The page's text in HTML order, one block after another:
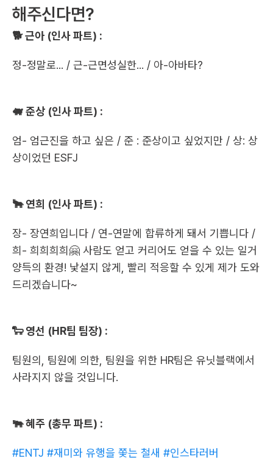
해주신다면?
🐕 근아 (인사 파트) :
정-정말로... / 근-근면성실한... / 아-아바타?
🐖 준상 (인사 파트) :
엄- 엄근진을 하고 싶은 / 준 : 준상이고 싶었지만 / 상: 상
상이었던 ESFJ
🐂 연희 (인사 파트) :
장- 장연희입니다 / 연-연말에 합류하게 돼서 기쁩니다 /
희- 희희희희🤗 사람도 얻고 커리어도 얻을 수 있는 일거
양득의 환경! 낯설지 않게, 빨리 적응할 수 있게 제가 도와
드리겠습니다~
🐑 영선 (HR팀 팀장) :
팀원의, 팀원에 의한, 팀원을 위한 HR팀은 유닛블랙에서
사라지지 않을 것입니다.
🐃 혜주 (총무 파트) :
#ENTJ #재미와 유행을 쫓는 철새 #인스타러버